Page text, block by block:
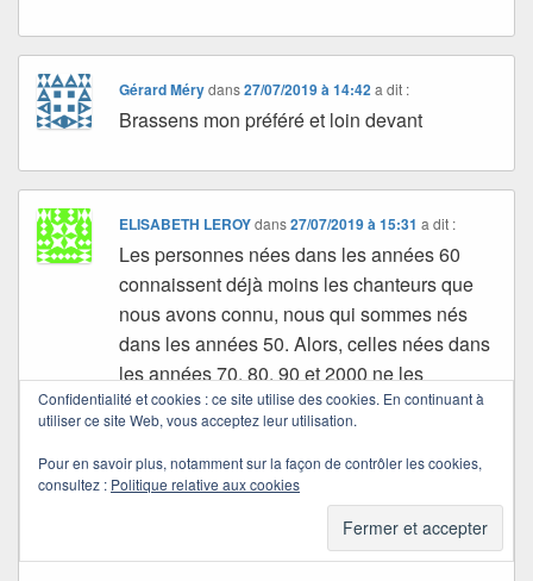
Gérard Mérydans27/07/2019 à 14:42 a dit :
Brassens mon préféré et loin devant
ELISABETH LEROYdans27/07/2019 à 15:31 a dit :
Les personnes nées dans les années 60
connaissent déjà moins les chanteurs que
nous avons connu, nous qui sommes nés
dans les années 50. Alors, celles nées dans
les années 70, 80, 90 et 2000 ne les
connaîtront que si nous leur en parlons.
Alors parlons en le plus possible. Déjà leur
décès (malheureusement) nous permet de
partager nos souvenirs à leur sujet avec nos
enfants et petits enfants. Bon week end
Confidentialité et cookies : ce site utilise des cookies. En continuant à
utiliser ce site Web, vous acceptez leur utilisation.
Pour en savoir plus, notamment sur la façon de contrôler les cookies,
consultez : Politique relative aux cookies